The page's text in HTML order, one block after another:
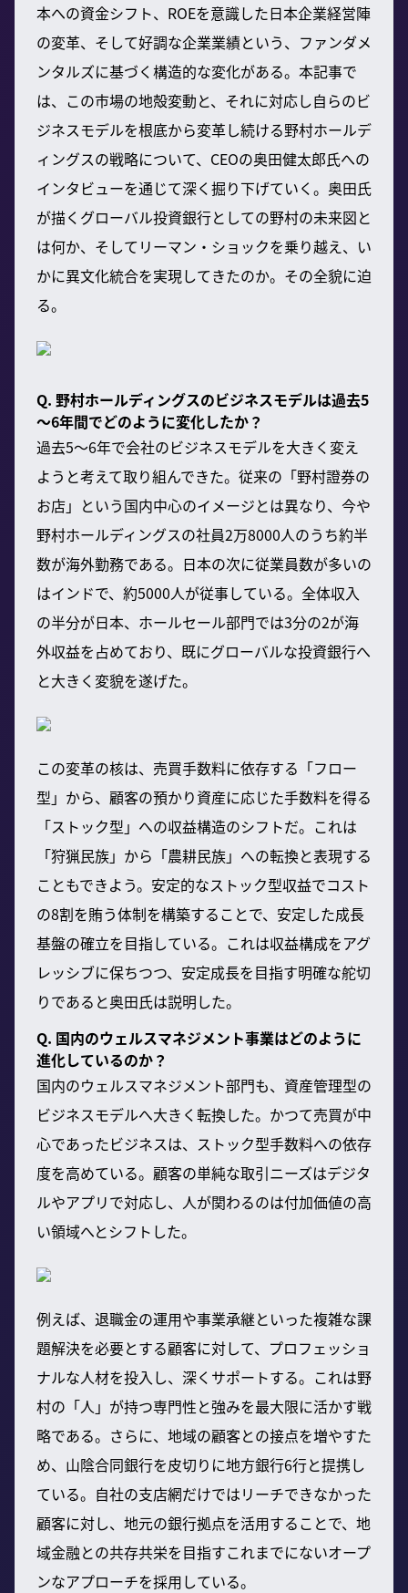
本への資金シフト、ROEを意識した日本企業経営陣
の変革、そして好調な企業業績という、ファンダメ
ンタルズに基づく構造的な変化がある。本記事で
は、この市場の地殻変動と、それに対応し自らのビ
ジネスモデルを根底から変革し続ける野村ホールデ
ィングスの戦略について、CEOの奥田健太郎氏への
インタビューを通じて深く掘り下げていく。奥田氏
が描くグローバル投資銀行としての野村の未来図と
は何か、そしてリーマン・ショックを乗り越え、い
かに異文化統合を実現してきたのか。その全貌に迫
る。
Q. 野村ホールディングスのビジネスモデルは過去5
～6年間でどのように変化したか？
過去5～6年で会社のビジネスモデルを大きく変え
ようと考えて取り組んできた。従来の「野村證券の
お店」という国内中心のイメージとは異なり、今や
野村ホールディングスの社員2万8000人のうち約半
数が海外勤務である。日本の次に従業員数が多いの
はインドで、約5000人が従事している。全体収入
の半分が日本、ホールセール部門では3分の2が海
外収益を占めており、既にグローバルな投資銀行へ
と大きく変貌を遂げた。
この変革の核は、売買手数料に依存する「フロー
型」から、顧客の預かり資産に応じた手数料を得る
「ストック型」への収益構造のシフトだ。これは
「狩猟民族」から「農耕民族」への転換と表現する
こともできよう。安定的なストック型収益でコスト
の8割を賄う体制を構築することで、安定した成長
基盤の確立を目指している。これは収益構成をアグ
レッシブに保ちつつ、安定成長を目指す明確な舵切
りであると奥田氏は説明した。
Q. 国内のウェルスマネジメント事業はどのように
進化しているのか？
国内のウェルスマネジメント部門も、資産管理型の
ビジネスモデルへ大きく転換した。かつて売買が中
心であったビジネスは、ストック型手数料への依存
度を高めている。顧客の単純な取引ニーズはデジタ
ルやアプリで対応し、人が関わるのは付加価値の高
い領域へとシフトした。
例えば、退職金の運用や事業承継といった複雑な課
題解決を必要とする顧客に対して、プロフェッショ
ナルな人材を投入し、深くサポートする。これは野
村の「人」が持つ専門性と強みを最大限に活かす戦
略である。さらに、地域の顧客との接点を増やすた
め、山陰合同銀行を皮切りに地方銀行6行と提携し
ている。自社の支店網だけではリーチできなかった
顧客に対し、地元の銀行拠点を活用することで、地
域金融との共存共栄を目指すこれまでにないオープ
ンなアプローチを採用している。